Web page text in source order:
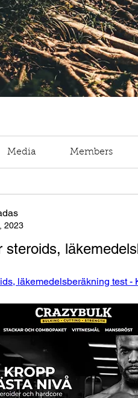
Media Members
2023
steroids,
läkemedelsberäkning test -